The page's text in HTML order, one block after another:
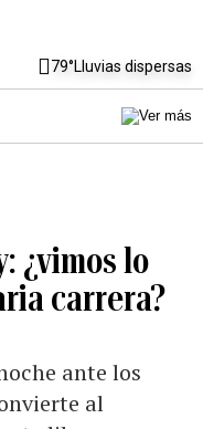
79°Lluvias dispersas
¿vimos lo
carrera?
ante los
al